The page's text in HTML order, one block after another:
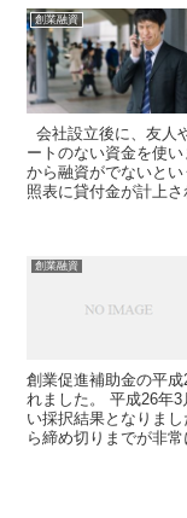
創業融資
会社設立後に、友人
ートのない資金を使
から融資がでないと
照表に貸付金が計上
創業融資
創業促進補助金の平
れました。 平成26年
い採択結果となりま
ら締め切りまでが非常